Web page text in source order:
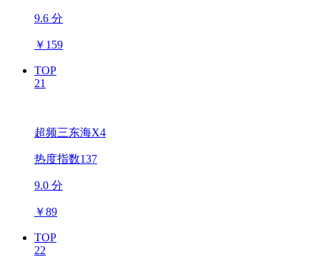
9.6 分
￥ 159
TOP
21
超频三东海X4
热度指数137
9.0 分
￥89
TOP
22